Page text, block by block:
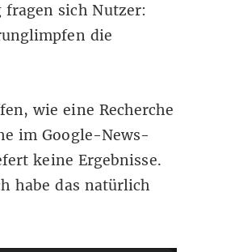
sich Nutzer:
die
wie eine Recherche
im Google-News-
keine Ergebnisse.
habe das natürlich